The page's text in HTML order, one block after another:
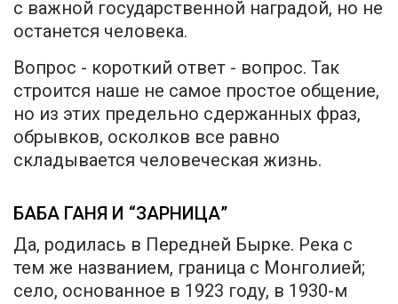
с важной государственной наградой, но не
останется человека.
Вопрос - короткий ответ - вопрос. Так
строится наше не самое простое общение,
но из этих предельно сдержанных фраз,
обрывков, осколков все равно
складывается человеческая жизнь.
БАБА ГАНЯ И “ЗАРНИЦА”
Да, родилась в Передней Бырке. Река с
тем же названием, граница с Монголией;
село, основанное в 1923 году, в 1930-м